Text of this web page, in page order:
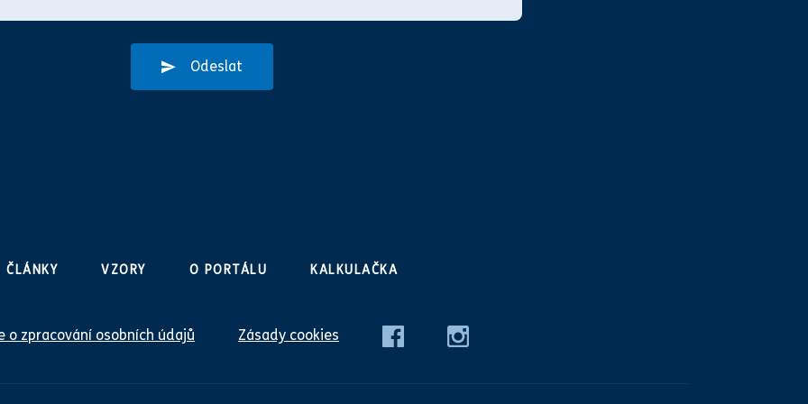
Odeslat
ČLÁNKY VZORY O PORTÁLU KALKULAČKA
o zpracování osobních údajů Zásady cookies